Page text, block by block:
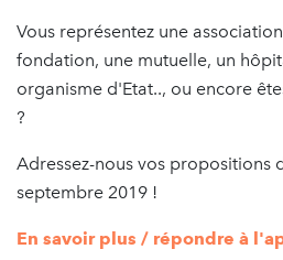
Vous représentez une
fondation, une mutuelle, un
organisme d'Etat.., ou encore
?
Adressez-nous vos propositions
septembre 2019 !
En savoir plus / répondre à